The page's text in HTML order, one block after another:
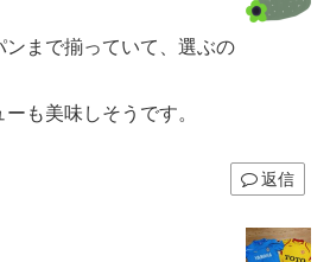
ンまで揃っていて、選ぶの
も美味しそうです。
返信